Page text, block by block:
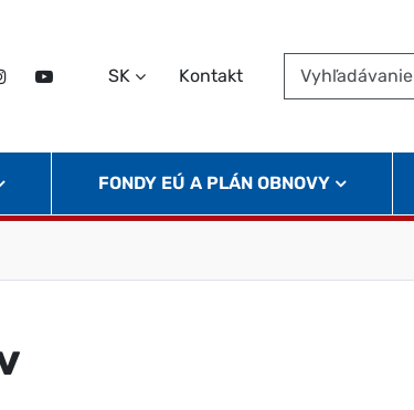
Twitter
SK Kontakt
Vyhľadávanie
FONDY EÚ A PLÁN OBNOVY